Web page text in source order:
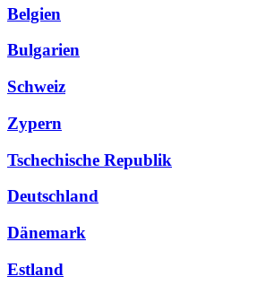
Belgien
Bulgarien
Schweiz
Zypern
Tschechische Republik
Deutschland
Dänemark
Estland